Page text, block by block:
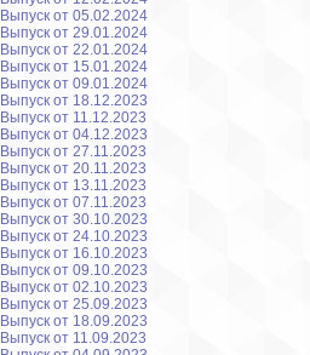
Выпуск от 05.02.2024
Выпуск от 29.01.2024
Выпуск от 22.01.2024
Выпуск от 15.01.2024
Выпуск от 09.01.2024
Выпуск от 18.12.2023
Выпуск от 11.12.2023
Выпуск от 04.12.2023
Выпуск от 27.11.2023
Выпуск от 20.11.2023
Выпуск от 13.11.2023
Выпуск от 07.11.2023
Выпуск от 30.10.2023
Выпуск от 24.10.2023
Выпуск от 16.10.2023
Выпуск от 09.10.2023
Выпуск от 02.10.2023
Выпуск от 25.09.2023
Выпуск от 18.09.2023
Выпуск от 11.09.2023